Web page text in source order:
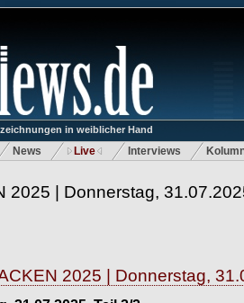
in weiblicher Hand
News Live Interviews
2025 | Donnerstag,
2025 | Donnerstag,